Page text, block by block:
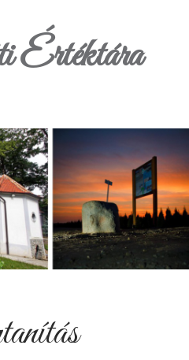
Értéktára